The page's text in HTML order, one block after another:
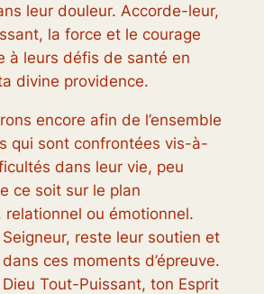
leur douleur. Accorde-leur,
la force et le courage
à leurs défis de santé en
divine providence.
encore afin de l’ensemble
qui sont confrontées vis-à-
dans leur vie, peu
ce soit sur le plan
relationnel ou émotionnel.
reste leur soutien et
ces moments d’épreuve.
Tout-Puissant, ton Esprit